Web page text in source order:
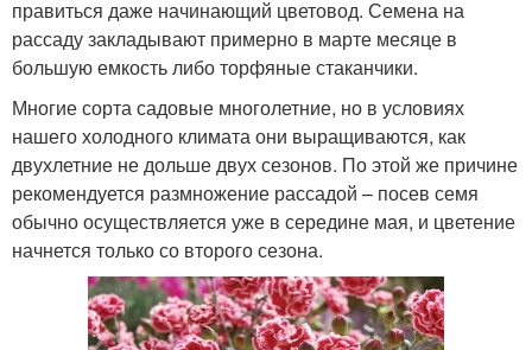
правиться даже начинающий цветовод. Семена на
рассаду закладывают примерно в марте месяце в
большую емкость либо торфяные стаканчики.
Многие сорта садовые многолетние, но в условиях
нашего холодного климата они выращиваются, как
двухлетние не дольше двух сезонов. По этой же причине
рекомендуется размножение рассадой – посев семя
обычно осуществляется уже в середине мая, и цветение
начнется только со второго сезона.